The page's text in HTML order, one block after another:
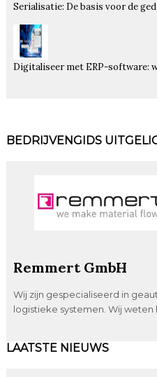
Serialisatie: De basis voor de
Digitaliseer met ERP-software:
BEDRIJVENGIDS
Remmert GmbH
Wij zijn gespecialiseerd in
logistieke systemen. Wij weten
LAATSTE NIEUWS